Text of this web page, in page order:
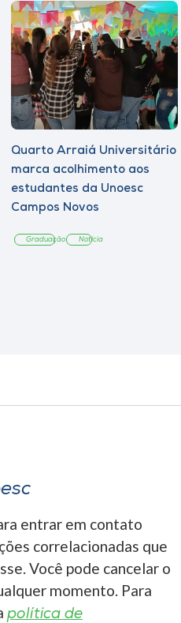
Quarto Arraiá Universitário
marca acolhimento aos
estudantes da Unoesc
Campos Novos
Graduação Notícia
entrar em contato
correlacionadas que
Você pode cancelar o
momento. Para
política de